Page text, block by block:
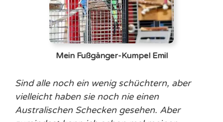
Mein Fußgänger-Kumpel Emil
Sind alle noch ein wenig schüchtern, aber
vielleicht haben sie noch nie einen
Australischen Schecken gesehen. Aber